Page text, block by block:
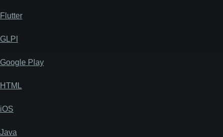
Flutter
GLPI
Google Play
HTML
iOS
Java